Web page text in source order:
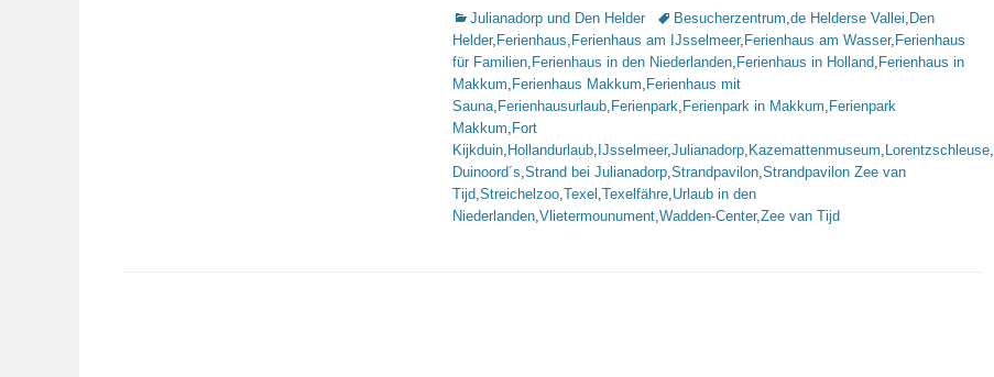
Kategorien
Julianadorp und Den Helder Schlagworte
Besucherzentrum,de Helderse Vallei, Den
Helder, Ferienhaus, Ferienhaus am IJsselmeer, Ferienhaus am Wasser, Ferienhaus
für Familien, Ferienhaus in den Niederlanden, Ferienhaus in Holland, Ferienhaus in
Makkum, Ferienhaus Makkum, Ferienhaus mit
Sauna, Ferienhausurlaub, Ferienpark, Ferienpark in Makkum, Ferienpark
Makkum, Fort
Kijkduin, Hollandurlaub, IJsselmeer,Julianadorp, Kazemattenmuseum, Lorentzschleuse,
Duinoord´s,Strand bei Julianadorp,Strandpavilon,Strandpavilon Zee van
Tijd,Streichelzoo,Texel ,Texelfähre,Urlaub in den
Niederlanden,Vlietermounument,Wadden-Center,Zee van Tijd